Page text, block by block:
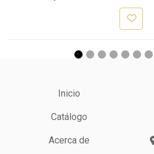
Inicio
Catálogo
Acerca de